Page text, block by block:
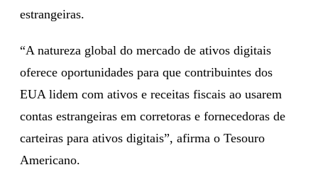
estrangeiras.
“A natureza global do mercado de ativos digitais
oferece oportunidades para que contribuintes dos
EUA lidem com ativos e receitas fiscais ao usarem
contas estrangeiras em corretoras e fornecedoras de
carteiras para ativos digitais”, afirma o Tesouro
Americano.